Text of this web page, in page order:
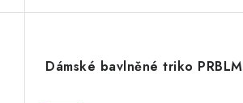
Dámské bavlněné triko PRBLM